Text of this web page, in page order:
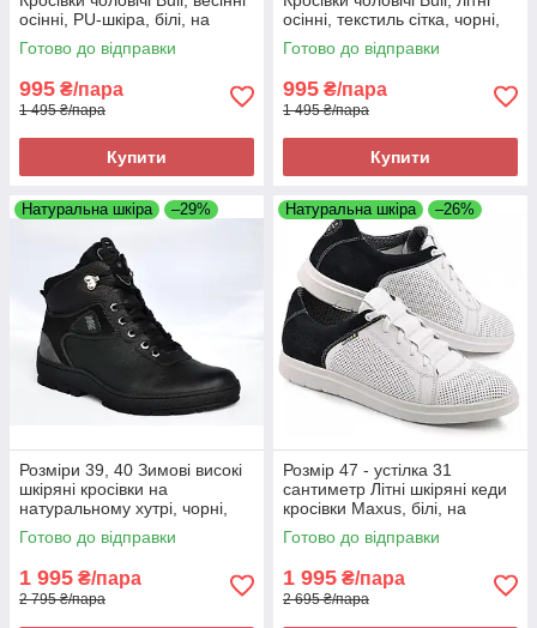
осінні, PU-шкіра, білі, на
підошві з піни, легкі і зручні
Готово до відправки
995 ₴/пара
1 495 ₴/пара
Купити
осінні, текстиль сітка, чорні,
на підошві з піни, легкі і
зручні
Готово до відправки
995 ₴/пара
1 495 ₴/пара
Купити
Натуральна шкіра –29%
Розміри 39, 40 Зимові високі
шкіряні кросівки на
натуральному хутрі, чорні,
теплі і комфортні Brave 7000
Готово до відправки
1 995 ₴/пара
2 795 ₴/пара
Натуральна шкіра –26%
Розмір 47 - устілка 31
сантиметр Літні шкіряні кеди
кросівки Maxus, білі, на
підошві з піни, легкі та зручні
Готово до відправки
1 995 ₴/пара
2 695 ₴/пара